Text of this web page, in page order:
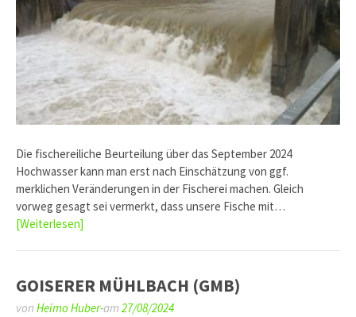
Die fischereiliche Beurteilung über das September 2024
Hochwasser kann man erst nach Einschätzung von ggf.
merklichen Veränderungen in der Fischerei machen. Gleich
vorweg gesagt sei vermerkt, dass unsere Fische mit…
[Weiterlesen]
GOISERER MÜHLBACH (GMB)
von Heimo Huber-am 27/08/2024